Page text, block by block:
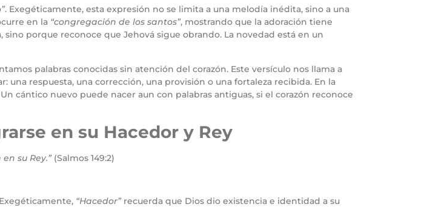
. Exegéticamente, esta expresión no se limita a una melodía inédita, sino a una
en la “congregación de los santos”, mostrando que la adoración tiene
porque reconoce que Jehová sigue obrando. La novedad está en un
palabras conocidas sin atención del corazón. Este versículo nos llama a
respuesta, una corrección, una provisión o una fortaleza recibida. En la
cántico nuevo puede nacer aun con palabras antiguas, si el corazón reconoce
en su Hacedor y Rey
su Rey.”(Salmos 149:2)
“Hacedor”recuerda que Dios dio existencia e identidad a su